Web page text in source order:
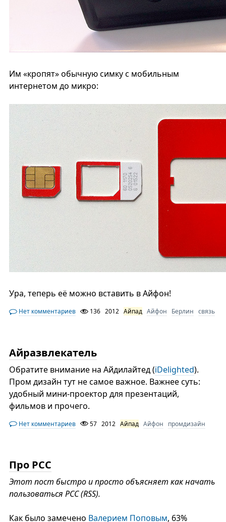
Им «кропят» обычную симку с мобильным
интернетом до микро:
Ура, теперь её можно вставить в Айфон!
Нет комментариев 136 2012 Айпад Айфон Берлин связь
Айразвлекатель
Обратите внимание на Айдилайтед (iDelighted).
Пром дизайн тут не самое важное. Важнее суть:
удобный мини-проектор для презентаций,
фильмов и прочего.
Нет комментариев 57 2012 Айпад Айфон промдизайн
Про РСС
Этот пост быстро и просто объясняет как начать
пользоваться РСС (RSS).
Как было замечено Валерием Поповым, 63%